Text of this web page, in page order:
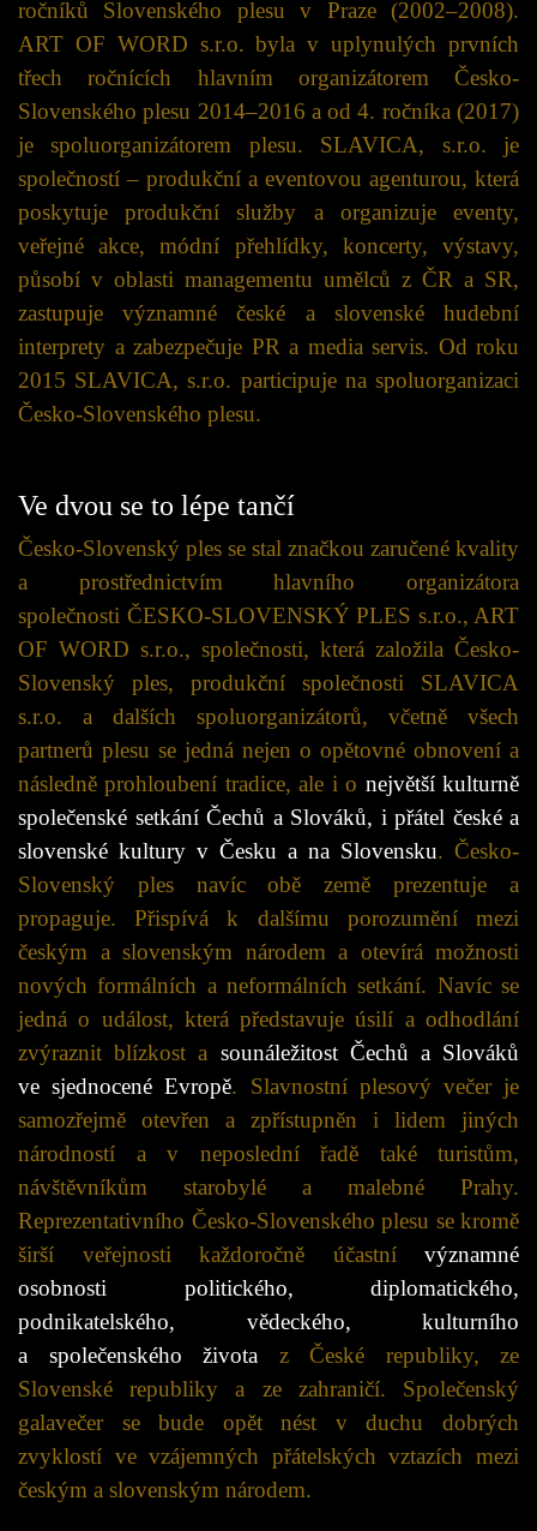
ročníků Slovenského plesu v Praze (2002–2008).
ART OF WORD s.r.o. byla v uplynulých prvních
třech ročnících hlavním organizátorem Česko-
Slovenského plesu 2014–2016 a od 4. ročníka (2017)
je spoluorganizátorem plesu. SLAVICA, s.r.o. je
společností – produkční a eventovou agenturou, která
poskytuje produkční služby a organizuje eventy,
veřejné akce, módní přehlídky, koncerty, výstavy,
působí v oblasti managementu umělců z ČR a SR,
zastupuje významné české a slovenské hudební
interprety a zabezpečuje PR a media servis. Od roku
2015 SLAVICA, s.r.o. participuje na spoluorganizaci
Česko-Slovenského plesu.
Ve dvou se to lépe tančí
Česko-Slovenský ples se stal značkou zaručené kvality
a prostřednictvím hlavního organizátora
společnosti ČESKO-SLOVENSKÝ PLES s.r.o., ART
OF WORD s.r.o., společnosti, která založila Česko-
Slovenský ples, produkční společnosti SLAVICA
s.r.o. a dalších spoluorganizátorů, včetně všech
partnerů plesu se jedná nejen o opětovné obnovení a
následně prohloubení tradice, ale i o největší kulturně
společenské setkání Čechů a Slováků, i přátel české a
slovenské kultury v Česku a na Slovensku. Česko-
Slovenský ples navíc obě země prezentuje a
propaguje. Přispívá k dalšímu porozumění mezi
českým a slovenským národem a otevírá možnosti
nových formálních a neformálních setkání. Navíc se
jedná o událost, která představuje úsilí a odhodlání
zvýraznit blízkost a sounáležitost Čechů a Slováků
ve sjednocené Evropě. Slavnostní plesový večer je
samozřejmě otevřen a zpřístupněn i lidem jiných
národností a v neposlední řadě také turistům,
návštěvníkům starobylé a malebné Prahy.
Reprezentativního Česko-Slovenského plesu se kromě
širší veřejnosti každoročně účastní významné
osobnosti politického, diplomatického,
podnikatelského, vědeckého, kulturního
a společenského života z České republiky, ze
Slovenské republiky a ze zahraničí. Společenský
galavečer se bude opět nést v duchu dobrých
zvyklostí ve vzájemných přátelských vztazích mezi
českým a slovenským národem.